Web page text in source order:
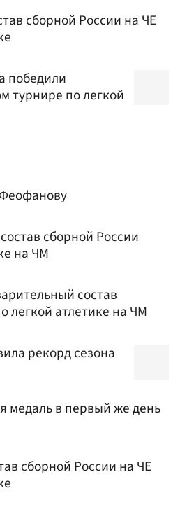
сборной России на ЧЕ
победили
турнире по легкой
сборной России
на ЧМ
состав
легкой атлетике на ЧМ
рекорд сезона
медаль в первый же день
сборной России на ЧЕ